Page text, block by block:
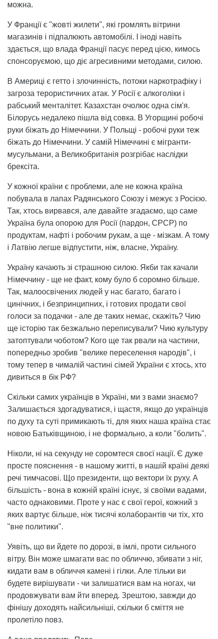
можна.
У Франції є "жовті жилети", які громлять вітрини
магазинів і підпалюють автомобілі. І іноді навіть
здається, що влада Франції пасує перед цією, кимось
спонсоруємою, що діє агресивними методами, силою.
В Америці є гетто і злочинність, потоки наркотрафіку і
загроза терористичних атак. У Росії є алкоголіки і
рабський менталітет. Казахстан очолює одна сім'я.
Білорусь недалеко пішла від совка. В Угорщині робочі
руки біжать до Німеччини. У Польщі - робочі руки теж
біжать до Німеччини. У самій Німеччині є мігранти-
мусульмани, а Великобританія розгрібає наслідки
брексіта.
У кожної країни є проблеми, але не кожна країна
побувала в лапах Радянського Союзу і межує з Росією.
Так, хтось вирвався, але давайте згадаємо, що саме
Україна була опорою для Росії (пардон, СРСР) по
продуктам, нафті і робочим рукам, а ще - мізкам. А тому
і Латвію легше відпустити, ніж, власне, Україну.
Україну качають зі страшною силою. Якби так качали
Німеччину - ще не факт, кому було б соромно більше.
Так, малоосвічених людей у ​​нас багато, багато і
цинічних, і безпринципних, і готових продати свої
голоси за подачки - але де таких немає, скажіть? Чию
ще історію так безжально переписували? Чию культуру
затоптували чоботом? Кого ще так рвали на частини,
попередньо зробив "велике переселення народів", і
тому тепер в чималій частині сімей України є хтось, хто
дивиться в бік РФ?
Скільки самих українців в Україні, ми з вами знаємо?
Залишається здогадуватися, і щастя, якщо до українців
по духу та суті примикають ті, для яких наша країна стає
новою Батьківщиною, і не формально, а коли "болить".
Ніколи, ні на секунду не соромтеся своєї нації. Є дуже
просте пояснення - в нашому житті, в нашій країні деякі
речі тимчасові. Що президенти, що вектори їх руху. А
більшість - вона в кожній країні існує, зі своїми вадами,
часто однаковими. Проте у нас є свої герої, кожний з
яких вартує більше, ніж тисячі колаборантів чи тіх, хто
"вне политики".
Уявіть, що ви йдете по дорозі, в імлі, проти сильного
вітру. Він може шмагати вас по обличчю, збивати з ніг,
кидати вам в обличчя камені і гілки. Але тільки ви
будете вирішувати - чи залишатися вам на ногах, чи
продовжувати вам йти вперед. Зрештою, завжди до
фінішу доходять найсильніші, скільки б сміття не
пролетіло повз.